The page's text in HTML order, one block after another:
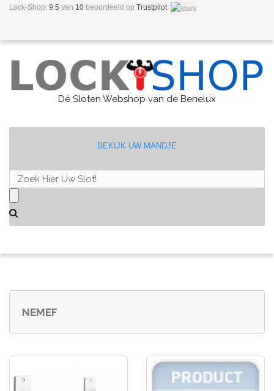
Lock-Shop: 9.5 van 10 beoordeeld op Trustpilot
Dé Sloten Webshop van de Benelux
BEKIJK UW MANDJE
NEMEF